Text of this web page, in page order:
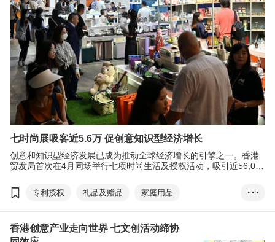
香港国际印刷及包装展
香港国际授权展
亚洲授权业会议
展览+
商对易
刘会平
七时尚展吸客近5.6万 促创意知识型经济增长
创意和知识型经济发展已成为推动全球经济增长的引擎之一。香港
贸发局首次在4月同场举行七项时尚生活及授权活动，吸引近56,000
专利授权 礼品及赠品
家庭用品
成衣、纺织及配件
印刷服务
香港
香港时尚家品展
香港国际家用纺织品展
• • •
香港创意产业走向世界 七文创活动缔协